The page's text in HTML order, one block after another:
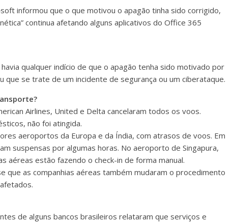
informou que o que motivou o apagão tinha sido corrigido,
continua afetando alguns aplicativos do Office 365
qualquer indício de que o apagão tenha sido motivado por
que se trate de um incidente de segurança ou um ciberataque.
Airlines, United e Delta cancelaram todos os voos.
não foi atingida.
aeroportos da Europa e da Índia, com atrasos de voos. Em
suspensas por algumas horas. No aeroporto de Singapura,
aéreas estão fazendo o check-in de forma manual.
que as companhias aéreas também mudaram o procedimento
de alguns bancos brasileiros relataram que serviços e